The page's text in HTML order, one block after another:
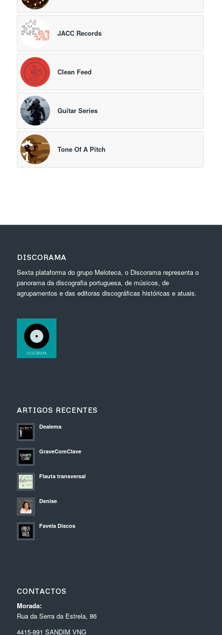
JACC Records
Clean Feed
Guitar Series
Tone Of A Pitch
DISCORAMA
Sexta plataforma do grupo Meloteca, o Discorama representa o
panorama da discografia portuguesa, de músicos, de
agrupamentos e das editoras discográficas históricas e atuais.
ARTIGOS RECENTES
Dealema
GraveComClave
Flauta transversal
Denise
Favela Discos
CONTACTOS
Morada:
Rua da Serra da Estrela, 86
4415-891 SANDIM VNG